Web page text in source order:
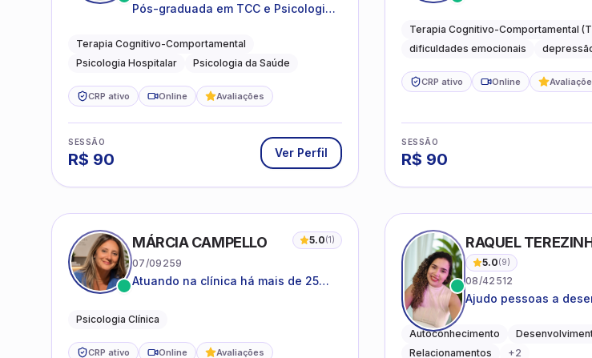
Pós-graduada em TCC e Psicologia
Terapia Cognitivo-Comportamental
Psicologia Hospitalar
Psicologia da Saúde
CRP ativo Online Avaliações
SESSÃO
R$ 90 Ver Perfil
lidar com as
dia
Terapia Cognitivo-Comportamental
dificuldades emocionais
CRP ativo Online
SESSÃO
R$ 90
MÁRCIA CAMPELLO 5.0(1)
07/09259
Atuando na clínica há mais de 25
suas estruturas, com experiência em
Psicologia Clínica
CRP ativo Online Avaliações
RAQUEL
5.0(9)
08/42512
Ajudo pessoas a
saudáveis
Autoconhecimento
Relacionamentos
+2